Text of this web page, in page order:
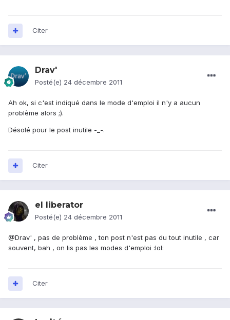
Citer
Drav'
Posté(e) 24 décembre 2011
Ah ok, si c'est indiqué dans le mode d'emploi il n'y a aucun
problème alors ;).
Désolé pour le post inutile -_-.
Citer
el liberator
Posté(e) 24 décembre 2011
@Drav' , pas de problème , ton post n'est pas du tout inutile , car
souvent, bah , on lis pas les modes d'emploi :lol:
Citer